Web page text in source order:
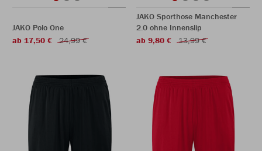
JAKO Polo One
ab 17,50 €
24,99 €
JAKO Sporthose Manchester
2.0 ohne Innenslip
ab 9,80 €
13,99 €